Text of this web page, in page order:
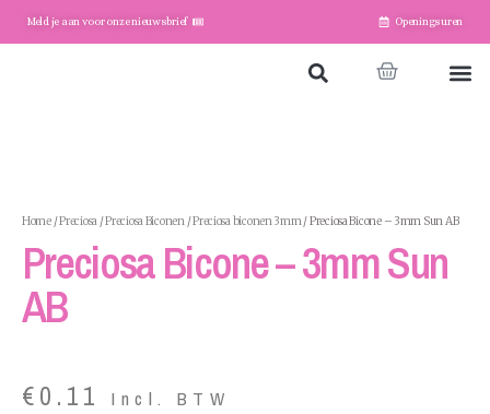
Meld je aan voor onze nieuwsbrief Openingsuren
Home/Preciosa/Preciosa Biconen/Preciosa biconen 3mm/ Preciosa Bicone – 3mm Sun AB
Preciosa Bicone – 3mm Sun
AB
€0.11 Incl. BTW